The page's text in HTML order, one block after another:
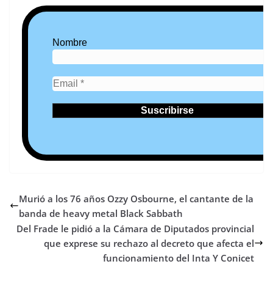
Nombre
Murió a los 76 años Ozzy Osbourne, el cantante de la
banda de heavy metal Black Sabbath
Del Frade le pidió a la Cámara de Diputados provincial
que exprese su rechazo al decreto que afecta el
funcionamiento del Inta Y Conicet